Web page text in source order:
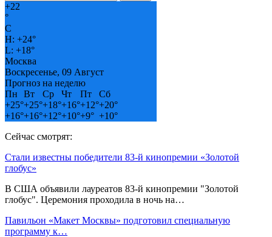
+22
°
C
H: +24°
L: +18°
Москва
Воскресенье, 09 Август
Прогноз на неделю
Пн
Вт Ср Чт Пт
Сб
+25°+25°+18°+16°+12°+20°
+16°+16°+12°+10°+9° +10°
Сейчас смотрят:
Стали известны победители 83-й кинопремии «Золотой
глобус»
В США объявили лауреатов 83-й кинопремии "Золотой
глобус". Церемония проходила в ночь на…
Павильон «Макет Москвы» подготовил специальную
программу к…